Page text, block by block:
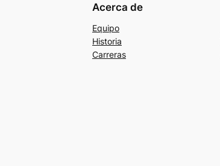
Acerca de
Equipo
Historia
Carreras